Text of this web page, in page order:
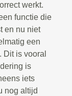
werkt.
functie die
en nu niet
een
Dit is vooral
is
iets
nog altijd